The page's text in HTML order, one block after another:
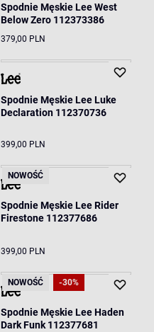
Spodnie Męskie Lee West
Below Zero 112373386
379,00 PLN
Spodnie Męskie Lee Luke
Declaration 112370736
399,00 PLN
NOWOŚĆ
Spodnie Męskie Lee Rider
Firestone 112377686
399,00 PLN
NOWOŚĆ -30%
Spodnie Męskie Lee Haden
Dark Funk 112377681